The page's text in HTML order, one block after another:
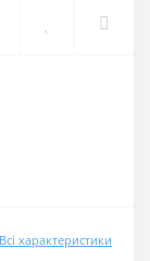
Всі характеристики